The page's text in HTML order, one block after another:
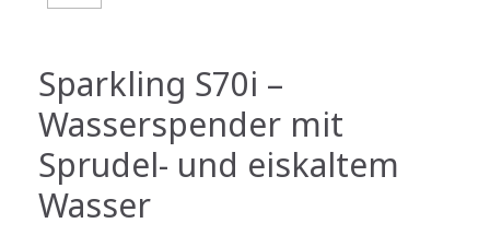
Sparkling S70i –
Wasserspender mit
Sprudel- und eiskaltem
Wasser